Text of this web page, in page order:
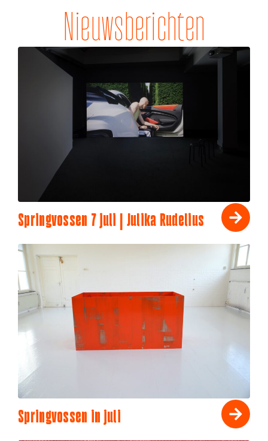
Nieuwsberichten
Springvossen 7 juli | Julika Rudelius
Springvossen in juli